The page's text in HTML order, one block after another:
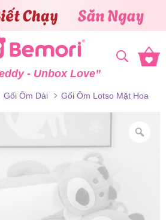
- Unbox Love”
Gối Ôm Dài Gối Ôm Lotso Mặt Hoa